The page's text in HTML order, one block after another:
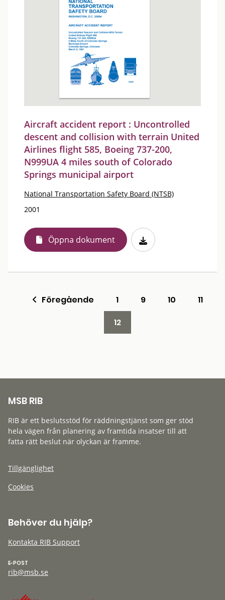
Aircraft accident report : Uncontrolled
descent and collision with terrain United
Airlines flight 585, Boeing 737-200,
N999UA 4 miles south of Colorado
Springs municipal airport
National Transportation Safety Board (NTSB)
2001
Öppna dokument
Föregående 1 9 10
11
12
MSB RIB
RIB är ett beslutsstöd för räddningstjänst som ger stöd
hela vägen från planering av framtida insatser till att
fatta rätt beslut när olyckan är framme.
Tillgänglighet
Cookies
Behöver du hjälp?
Kontakta RIB Support
E-POST
rib@msb.se